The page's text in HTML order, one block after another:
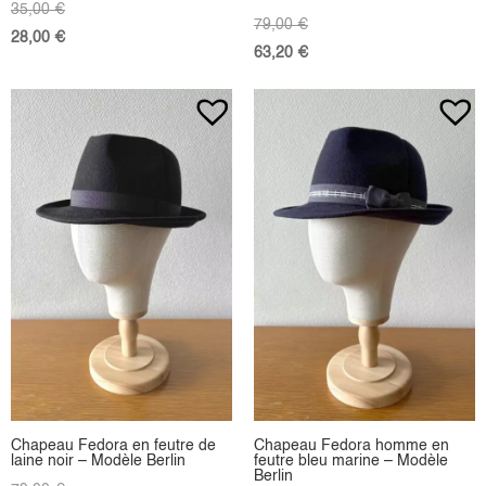
35,00€
28,00 €
79,00€
63,20 €
Chapeau Fedora en feutre de
laine noir – Modèle Berlin
Chapeau Fedora homme en
feutre bleu marine – Modèle
Berlin